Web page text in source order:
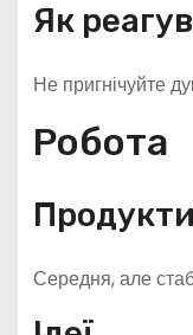
Як
Не пригнічуйте
Робота
Середня, але